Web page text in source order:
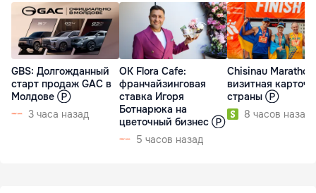
GBS: Долгожданный
старт продаж GAC в
Молдове Ⓟ
3 часа назад
OK Flora Cafe:
франчайзинговая
ставка Игоря
Ботнарюка на
цветочный бизнес Ⓟ
5 часов назад
Chisinau
визитная
страны Ⓟ
8 часов назад